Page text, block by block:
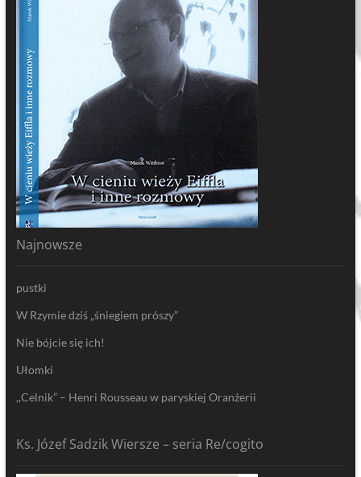
Najnowsze
pustki
W Rzymie dziś „śniegiem prószy”
Nie bójcie się ich!
Ułomki
,,Celnik” – Henri Rousseau w paryskiej Oranżerii
Ks. Józef Sadzik Wiersze – seria Re/cogito